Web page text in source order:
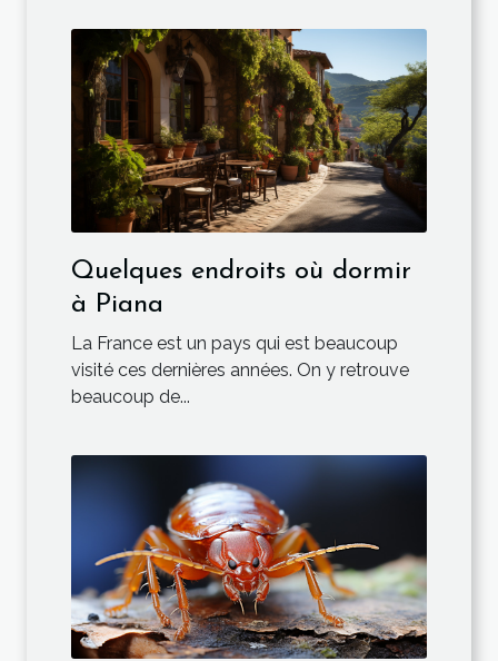
Quelques endroits où dormir
à Piana
La France est un pays qui est beaucoup
visité ces dernières années. On y retrouve
beaucoup de...